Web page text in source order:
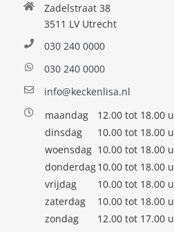
Zadelstraat 38
3511 LV Utrecht
030 240 0000
030 240 0000
info@keckenlisa.nl
maandag
12.00 tot 18.00 u
dinsdag
10.00 tot 18.00 u
woensdag 10.00 tot 18.00 u
donderdag10.00 tot 18.00 u
vrijdag
10.00 tot 18.00 u
zaterdag
10.00 tot 18.00 u
zondag
12.00 tot 17.00 u